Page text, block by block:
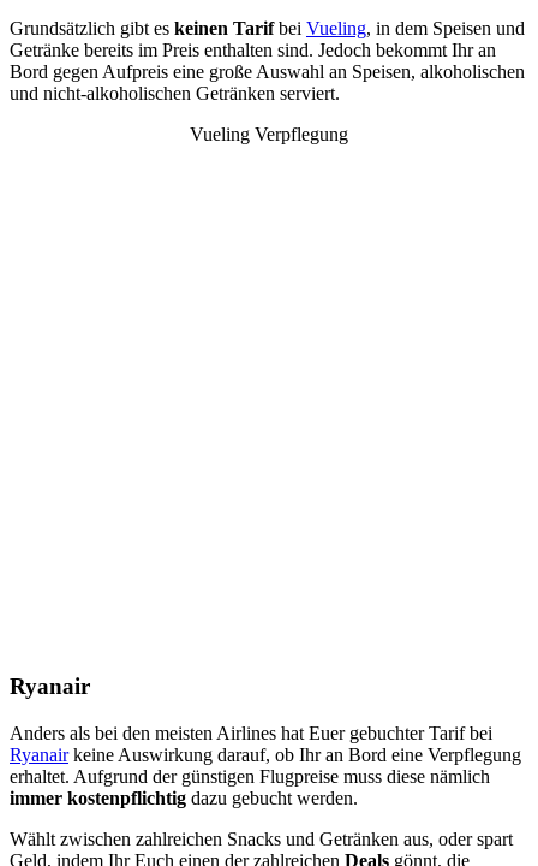
Grundsätzlich gibt es keinen Tarifbei Vueling, in dem Speisen und
Getränke bereits im Preis enthalten sind. Jedoch bekommt Ihr an
Bord gegen Aufpreis eine große Auswahl an Speisen, alkoholischen
und nicht-alkoholischen Getränken serviert.
Vueling Verpflegung
Ryanair
Anders als bei den meisten Airlines hat Euer gebuchter Tarif bei
Ryanairkeine Auswirkung darauf, ob Ihr an Bord eine Verpflegung
erhaltet. Aufgrund der günstigen Flugpreise muss diese nämlich
immer kostenpflichtig dazu gebucht werden.
Wählt zwischen zahlreichen Snacks und Getränken aus, oder spart
Geld, indem Ihr Euch einen der zahlreichen Deals gönnt, die